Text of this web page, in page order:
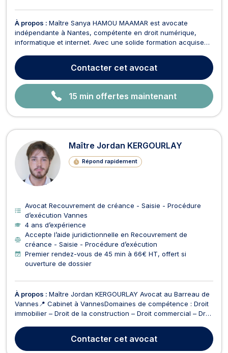
À propos : Maître Sanya HAMOU MAAMAR est avocate
indépendante à Nantes, compétente en droit numérique,
informatique et internet. Avec une solide formation acquise
votre disposition son expertise pour naviguer dans le monde
complexe du droit numérique. En tant qu'avocate de c...
Contacter cet avocat
15 min offertes maintenant
Maître Jordan KERGOURLAY
Répond rapidement
Avocat Recouvrement de créance - Saisie - Procédure
d’exécution Vannes
4 ans d’expérience
Accepte l’aide juridictionnelle en Recouvrement de
créance - Saisie - Procédure d’exécution
Premier rendez-vous de 45 min à 66€ HT, offert si
ouverture de dossier
À propos : Maître Jordan KERGOURLAY Avocat au Barreau de
Vannes📍 Cabinet à VannesDomaines de compétence : Droit
immobilier – Droit de la construction – Droit commercial – Droit
Litiges entre propriétaires et locataires Conflits de voisinage
Ventes immobilières (vices caché...
Contacter cet avocat